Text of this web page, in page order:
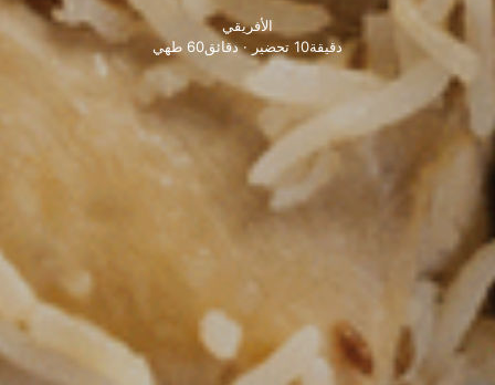
الأفريقي
دقيقة10 تحضير · دقائق60 طهي